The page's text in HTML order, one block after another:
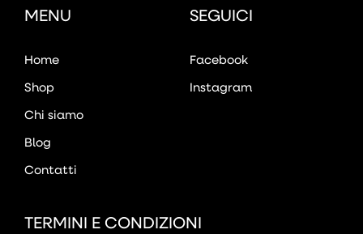
MENU
Home
Shop
Chi siamo
Blog
Contatti
SEGUICI
Facebook
Instagram
TERMINI E CONDIZIONI